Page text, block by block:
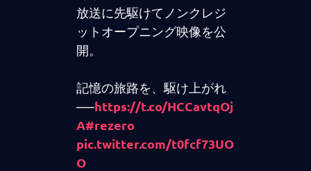
放送に先駆けてノンクレジ
ットオープニング映像を公
開。
記憶の旅路を、駆け上がれ
──https://t.co/HCCavtqOj
A#rezero
pic.twitter.com/t0fcf73UO
O